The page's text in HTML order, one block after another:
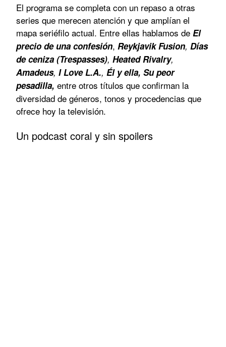
El programa se completa con un repaso a otras
series que merecen atención y que amplían el
mapa seriéfilo actual. Entre ellas hablamos de El
precio de una confesión, Reykjavik Fusion, Días
de ceniza (Trespasses), Heated Rivalry,
Amadeus, I Love L.A., Él y ella, Su peor
pesadilla, entre otros títulos que confirman la
diversidad de géneros, tonos y procedencias que
ofrece hoy la televisión.
Un podcast coral y sin spoilers